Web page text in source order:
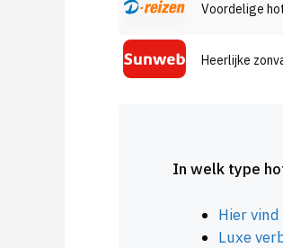
Voordelige
Heerlijke
In welk type
Hier
Luxe